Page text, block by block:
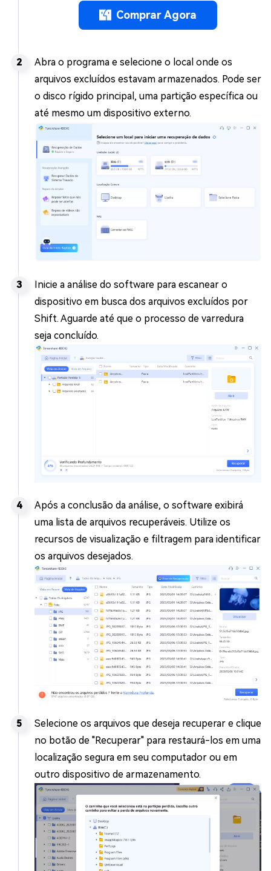
Comprar Agora
Abra o programa e selecione o local onde os
arquivos excluídos estavam armazenados. Pode ser
o disco rígido principal, uma partição específica ou
até mesmo um dispositivo externo.
Inicie a análise do software para escanear o
dispositivo em busca dos arquivos excluídos por
Shift. Aguarde até que o processo de varredura
seja concluído.
Após a conclusão da análise, o software exibirá
uma lista de arquivos recuperáveis. Utilize os
recursos de visualização e filtragem para identificar
os arquivos desejados.
Selecione os arquivos que deseja recuperar e clique
no botão de "Recuperar" para restaurá-los em uma
localização segura em seu computador ou em
outro dispositivo de armazenamento.